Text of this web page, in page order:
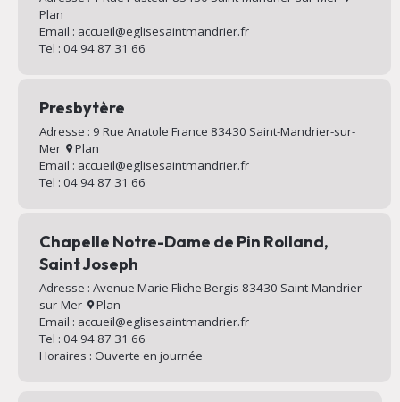
Plan
Email : accueil@eglisesaintmandrier.fr
Tel : 04 94 87 31 66
Presbytère
Adresse : 9 Rue Anatole France 83430 Saint-Mandrier-sur-
Mer
Plan
Email : accueil@eglisesaintmandrier.fr
Tel : 04 94 87 31 66
Chapelle Notre-Dame de Pin Rolland,
Saint Joseph
Adresse : Avenue Marie Fliche Bergis 83430 Saint-Mandrier-
sur-Mer
Plan
Email : accueil@eglisesaintmandrier.fr
Tel : 04 94 87 31 66
Horaires : Ouverte en journée